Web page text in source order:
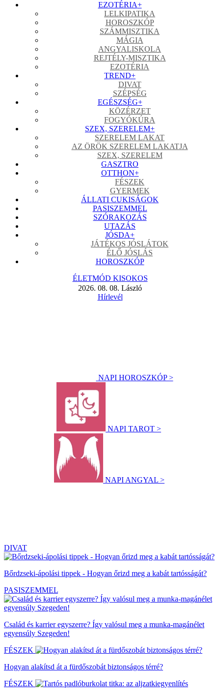
EZOTÉRIA+
LELKIPATIKA
HOROSZKÓP
SZÁMMISZTIKA
MÁGIA
ANGYALISKOLA
REJTÉLY-MISZTIKA
EZOTÉRIA
TREND+
DIVAT
SZÉPSÉG
EGÉSZSÉG+
KÖZÉRZET
FOGYÓKÚRA
SZEX, SZERELEM+
SZERELEM LAKAT
AZ ÖRÖK SZERELEM LAKATJA
SZEX, SZERELEM
GASZTRO
OTTHON+
FÉSZEK
GYERMEK
ÁLLATI CUKISÁGOK
PASISZEMMEL
SZÓRAKOZÁS
UTAZÁS
JÓSDA+
JÁTÉKOS JÓSLÁTOK
ÉLŐ JÓSLÁS
HOROSZKÓP
ÉLETMÓD KISOKOS
2026. 08. 08. László
Hírlevél
NAPI HOROSZKÓP >
NAPI TAROT >
NAPI ANGYAL >
DIVAT
Bőrdzseki-ápolási tippek - Hogyan őrizd meg a kabát tartósságát?
PASISZEMMEL
Család és karrier egyszerre? Így valósul meg a munka-magánélet
egyensúly Szegeden!
FÉSZEK
Hogyan alakítsd át a fürdőszobát biztonságos térré?
FÉSZEK